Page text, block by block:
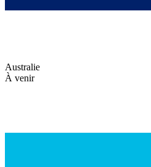
Australie
À venir